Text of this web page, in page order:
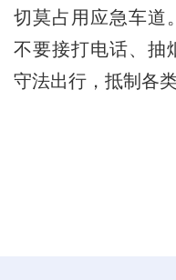
切莫占用应急车道
不要接打电话、抽
守法出行，抵制各